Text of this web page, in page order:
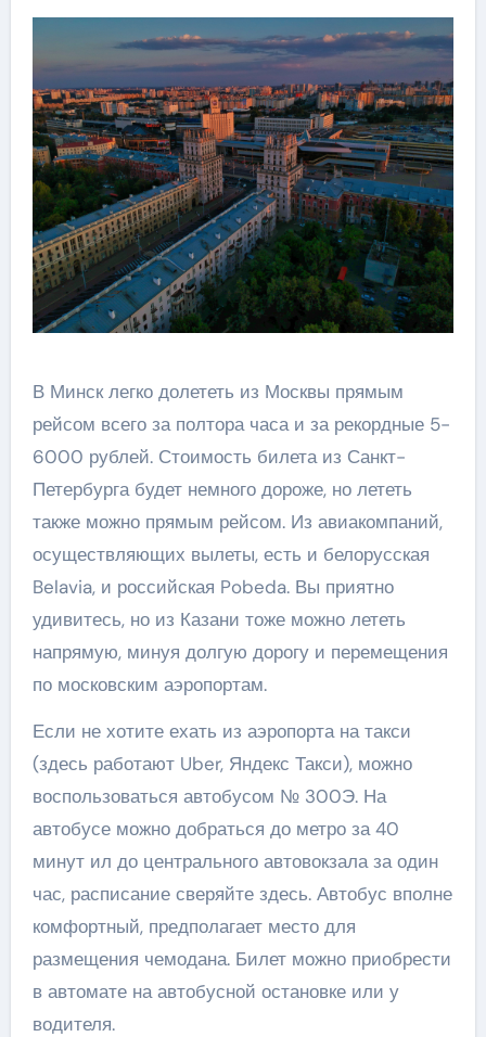
В Минск легко долететь из Москвы прямым
рейсом всего за полтора часа и за рекордные 5-
6000 рублей. Стоимость билета из Санкт-
Петербурга будет немного дороже, но лететь
также можно прямым рейсом. Из авиакомпаний,
осуществляющих вылеты, есть и белорусская
Belavia, и российская Pobeda. Вы приятно
удивитесь, но из Казани тоже можно лететь
напрямую, минуя долгую дорогу и перемещения
по московским аэропортам.
Если не хотите ехать из аэропорта на такси
(здесь работают Uber, Яндекс Такси), можно
воспользоваться автобусом № 300Э. На
автобусе можно добраться до метро за 40
минут ил до центрального автовокзала за один
час, расписание сверяйте здесь. Автобус вполне
комфортный, предполагает место для
размещения чемодана. Билет можно приобрести
в автомате на автобусной остановке или у
водителя.